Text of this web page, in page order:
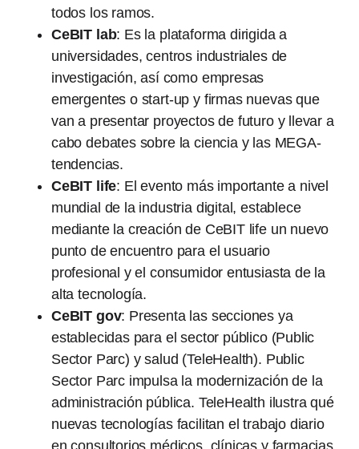
todos los ramos.
CeBIT lab: Es la plataforma dirigida a
universidades, centros industriales de
investigación, así como empresas
emergentes o start-up y firmas nuevas que
van a presentar proyectos de futuro y llevar a
cabo debates sobre la ciencia y las MEGA-
tendencias.
CeBIT life: El evento más importante a nivel
mundial de la industria digital, establece
mediante la creación de CeBIT life un nuevo
punto de encuentro para el usuario
profesional y el consumidor entusiasta de la
alta tecnología.
CeBIT gov: Presenta las secciones ya
establecidas para el sector público (Public
Sector Parc) y salud (TeleHealth). Public
Sector Parc impulsa la modernización de la
administración pública. TeleHealth ilustra qué
nuevas tecnologías facilitan el trabajo diario
en consultorios médicos, clínicas y farmacias.